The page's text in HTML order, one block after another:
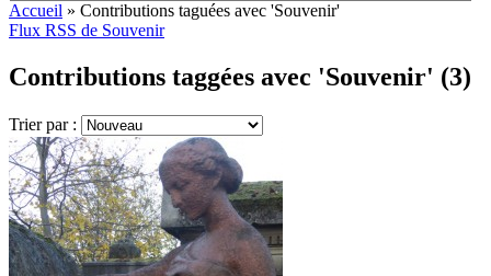
Accueil » Contributions taguées avec 'Souvenir'
Flux RSS de Souvenir
Contributions taggées avec 'Souvenir' (3)
Trier par :